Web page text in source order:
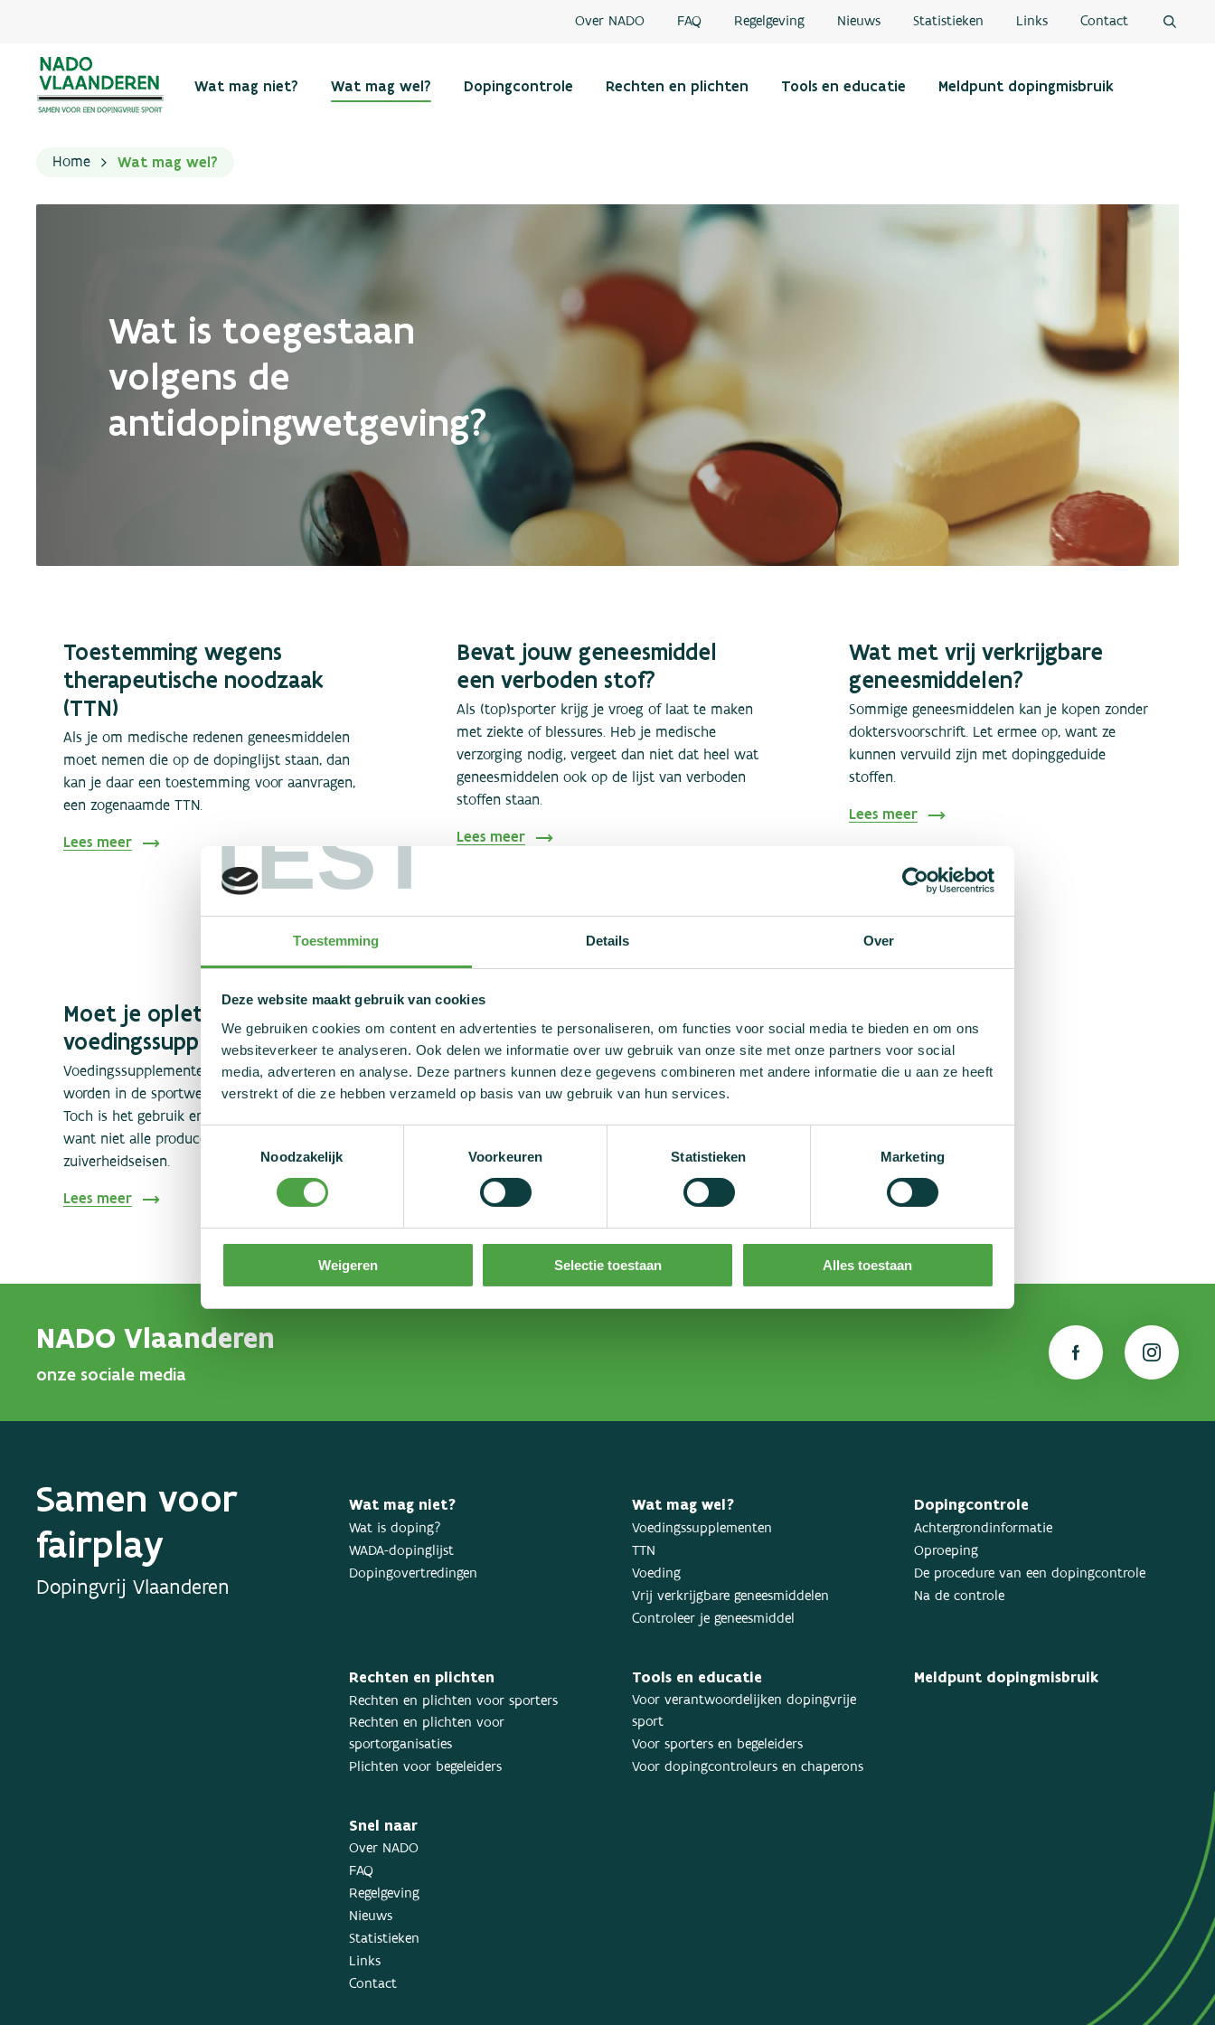
TEST
Toestemming Details Over
Deze website maakt gebruik van cookies
We gebruiken cookies om content en advertenties te personaliseren, om functies voor social media te bieden en om ons
websiteverkeer te analyseren. Ook delen we informatie over uw gebruik van onze site met onze partners voor social
media, adverteren en analyse. Deze partners kunnen deze gegevens combineren met andere informatie die u aan ze heeft
verstrekt of die ze hebben verzameld op basis van uw gebruik van hun services.
Toestemmingsselectie
Noodzakelijk
Voorkeuren Statistieken Marketing
Weigeren Selectie toestaan Alles toestaan
Over NADO FAQ Regelgeving Nieuws Statistieken Links Contact
Wat mag niet? Wat mag wel? Dopingcontrole Rechten en plichten Tools en educatie Meldpunt dopingmisbruik
Home Wat mag wel?
Wat is toegestaan
volgens de
antidopingwetgeving?
Toestemming wegens
therapeutische noodzaak
(TTN)
Als je om medische redenen geneesmiddelen
moet nemen die op de dopinglijst staan, dan
kan je daar een toestemming voor aanvragen,
een zogenaamde TTN.
Lees meer
Bevat jouw geneesmiddel
een verboden stof?
Als (top)sporter krijg je vroeg of laat te maken
met ziekte of blessures. Heb je medische
verzorging nodig, vergeet dan niet dat heel wat
geneesmiddelen ook op de lijst van verboden
stoffen staan.
Lees meer
Wat met vrij verkrijgbare
geneesmiddelen?
Sommige geneesmiddelen kan je kopen zonder
doktersvoorschrift. Let ermee op, want ze
kunnen vervuild zijn met dopinggeduide
stoffen.
Lees meer
Moet je opletten met
voedingssupplementen?
Voedingssupplementen zijn toegelaten. Ze
worden in de sportwereld zelfs veel gebruikt.
Toch is het gebruik ervan niet zonder gevaar,
want niet alle producenten hanteren strikte
zuiverheidseisen.
Lees meer
Hoe veilig is voeding?
"Cero coma cero cero cero cero cero cero cero
cero cero cero cinco gramos": het verhaal van
Alberto Contadorkennen we allemaal. Hoe
NADO Vlaanderen
onze sociale media
Samen voor
fairplay
Dopingvrij Vlaanderen
Wat mag niet?
Wat is doping?
WADA-dopinglijst
Dopingovertredingen
Wat mag wel?
Voedingssupplementen
TTN
Voeding
Vrij verkrijgbare geneesmiddelen
Controleer je geneesmiddel
Dopingcontrole
Achtergrondinformatie
Oproeping
De procedure van een dopingcontrole
Na de controle
Rechten en plichten
Rechten en plichten voor sporters
Rechten en plichten voor
sportorganisaties
Plichten voor begeleiders
Tools en educatie
Voor verantwoordelijken dopingvrije
sport
Voor sporters en begeleiders
Voor dopingcontroleurs en chaperons
Meldpunt dopingmisbruik
Snel naar
Over NADO
FAQ
Regelgeving
Nieuws
Statistieken
Links
Contact